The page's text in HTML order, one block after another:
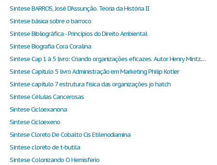
Síntese BARROS, José D'Assunção. Teoria da História II
Síntese básica sobre o barroco
Síntese Bibliográfica - Princípios do Direito Ambiental
Síntese Biografia Cora Coralina
Síntese Cap 1 à 5 livro: Criando organizações eficazes. Autor Henry Mintzberg (2003)
Síntese Capitulo 5 livro Administração em Marketing Philip Kotler
Síntese capítulo 7 estrutura física das organizações jo hatch
Síntese Células Cancerosas
Sintese Cicloexanona
Sintese Cicloexeno
Sintese Cloreto De Cobalto Cis Etilenodiamina
Síntese cloreto de t-butila
Síntese Colonizando O Hemisferio